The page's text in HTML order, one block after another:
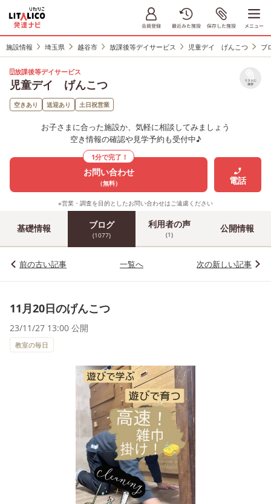
施設情報 埼玉県 越谷市 放課後等デイサービス 児童デイ げんこつ ブ
放課後等デイサービス
児童デイ げんこつ リストに
保存
空きあり 送迎あり 土日祝営業
お子さまに合った施設か、気軽に相談してみましょう
空き情報の確認や見学予約も受付中♪
1分で完了！
お問い合わせ
（無料） 電話
※営業・調査を目的としたお問い合わせはご遠慮ください
基礎情報 ブログ
(1077)
利用者の声
(1)
公開情報
前の古い記事 一覧へ 次の新しい記事
11月20日のげんこつ
23/11/27 13:00 公開
教室の毎日